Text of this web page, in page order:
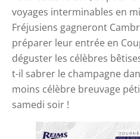
voyages interminables en
Fréjusiens gagneront
préparer leur entrée en
déguster les célèbres
t-il sabrer le champagne
moins célèbre breuvage
samedi soir !